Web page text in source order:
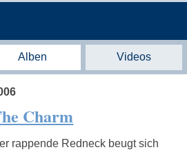
Alben Videos
Charm
rappende Redneck beugt sich